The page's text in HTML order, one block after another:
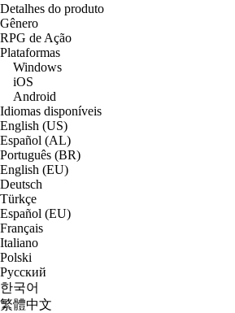
Detalhes do produto
Gênero
RPG de Ação
Plataformas
Windows
iOS
Android
Idiomas disponíveis
English (US)
Español (AL)
Português (BR)
English (EU)
Deutsch
Türkçe
Español (EU)
Français
Italiano
Polski
Русский
한국어
繁體中文